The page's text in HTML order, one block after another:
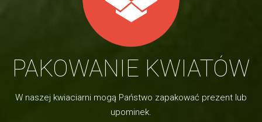
PAKOWANIE KWIATÓW
W naszej kwiaciarni mogą Państwo zapakować prezent lub
upominek.